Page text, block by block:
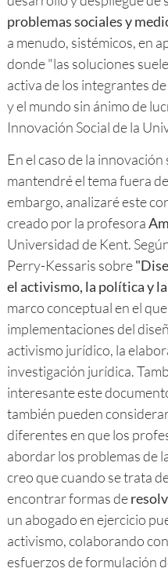
problemas sociales y
a menudo, sistémicos, en
donde "las soluciones
activa de los integrantes
y el mundo sin ánimo de
Innovación Social de la
En el caso de la
mantendré el tema fuera
embargo, analizaré este
creado por la profesora
Universidad de Kent.
Perry-Kessaris sobre
el activismo, la política y
marco conceptual en el
implementaciones del
activismo jurídico, la
investigación jurídica.
interesante este
también pueden
diferentes en que los
abordar los problemas de
creo que cuando se trata
encontrar formas de
un abogado en ejercicio
activismo, colaborando
esfuerzos de formulación